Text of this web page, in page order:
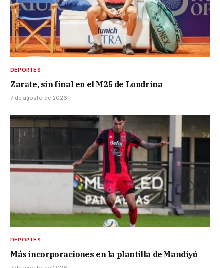
DEPORTES
Zarate, sin final en el M25 de Londrina
7 de agosto de 2026
DEPORTES
Más incorporaciones en la plantilla de Mandiyú